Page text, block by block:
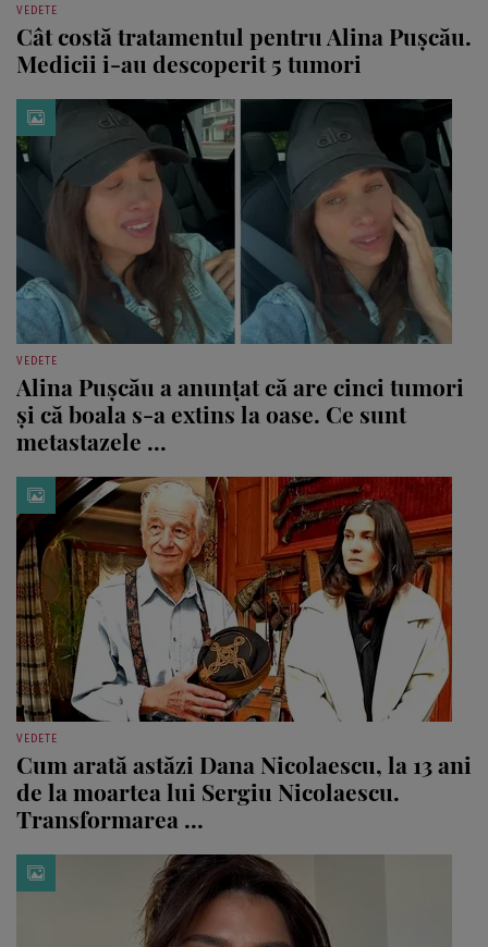
VEDETE
Cât costă tratamentul pentru Alina Pușcău.
Medicii i-au descoperit 5 tumori
VEDETE
Alina Pușcău a anunțat că are cinci tumori
și că boala s-a extins la oase. Ce sunt
metastazele ...
VEDETE
Cum arată astăzi Dana Nicolaescu, la 13 ani
de la moartea lui Sergiu Nicolaescu.
Transformarea ...